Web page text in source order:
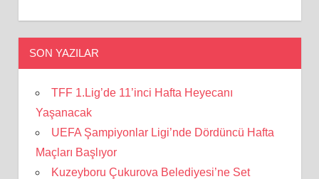
SON YAZILAR
TFF 1.Lig’de 11’inci Hafta Heyecanı
Yaşanacak
UEFA Şampiyonlar Ligi’nde Dördüncü Hafta
Maçları Başlıyor
Kuzeyboru Çukurova Belediyesi’ne Set